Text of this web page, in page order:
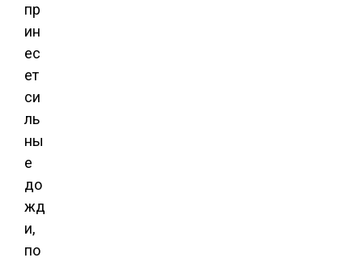
пр
ин
ес
ет
си
ль
ны
е
до
жд
и,
по